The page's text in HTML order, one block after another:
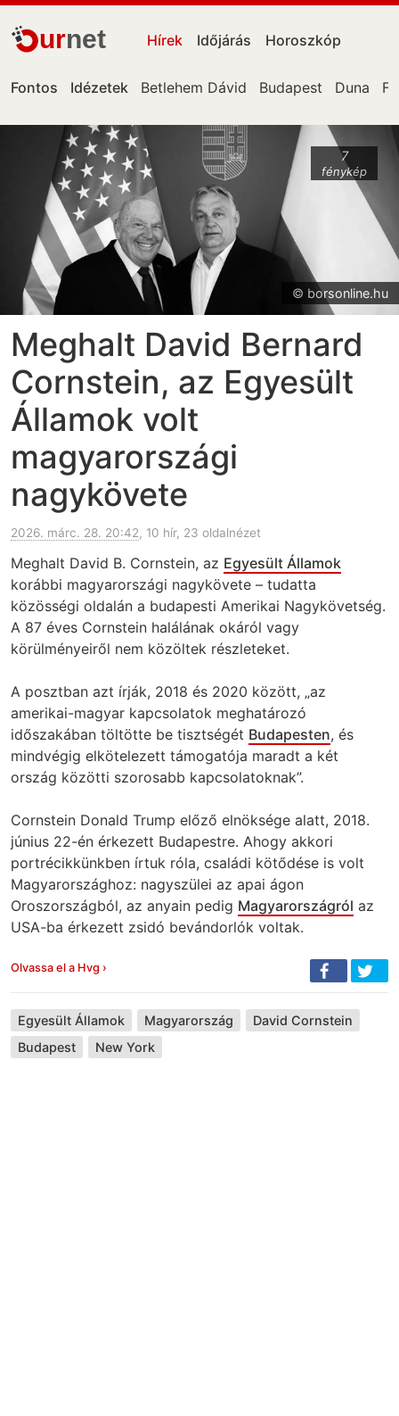
urnet Hírek Időjárás Horoszkóp
Fontos Idézetek Betlehem Dávid Budapest Duna
7
fénykép
© borsonline.hu
Meghalt David Bernard
Cornstein, az Egyesült
Államok volt
magyarországi
nagykövete
2026. márc. 28. 20:42, 10 hír, 23 oldalnézet
Meghalt David B. Cornstein, az Egyesült Államok
korábbi magyarországi nagykövete – tudatta
közösségi oldalán a budapesti Amerikai Nagykövetség.
A 87 éves Cornstein halálának okáról vagy
körülményeiről nem közöltek részleteket.
A posztban azt írják, 2018 és 2020 között, „az
amerikai-magyar kapcsolatok meghatározó
időszakában töltötte be tisztségét Budapesten, és
mindvégig elkötelezett támogatója maradt a két
ország közötti szorosabb kapcsolatoknak”.
Cornstein Donald Trump előző elnöksége alatt, 2018.
június 22-én érkezett Budapestre. Ahogy akkori
portrécikkünkben írtuk róla, családi kötődése is volt
Magyarországhoz: nagyszülei az apai ágon
Oroszországból, az anyain pedig Magyarországról az
USA-ba érkezett zsidó bevándorlók voltak.
Olvassa el a Hvg ›
Egyesült Államok Magyarország
David Cornstein
Budapest
New York